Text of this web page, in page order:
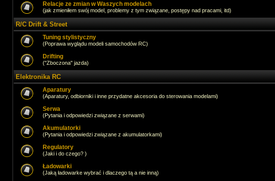
Relacje ze zmian w Waszych modelach
(jak zmieniłem swój model, problemy z tym związane, postępy nad pracami, itd)
R/C Drift & Street
Tuning stylistyczny
(Poprawa wyglądu modeli samochodów RC)
Drifting
("Zboczona" jazda)
Elektronika RC
Aparatury
(Aparatury, odbiorniki i inne przydatne akcesoria do sterowania modelami)
Serwa
(Pytania i odpowiedzi związane z serwami)
Akumulatorki
(Pytania i odpowiedzi związane z akumulatorkami)
Regulatory
(Jaki i do czego? )
Ładowarki
(Jaką ładowarke wybrać i dlaczego tą a nie inną)